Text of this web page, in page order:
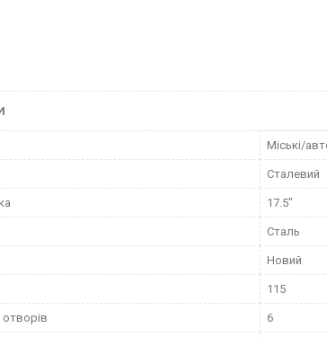
Міські/
Сталевий
17.5"
Сталь
Новий
115
отворів 6